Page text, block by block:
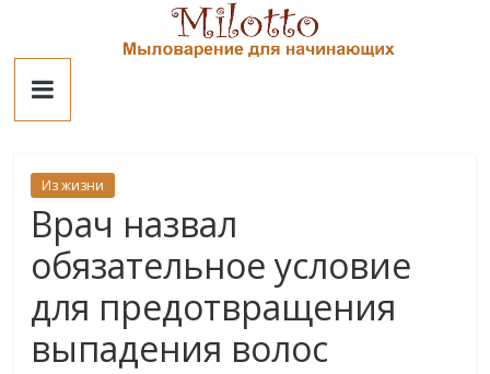
contentМилотто
Из жизни
Врач назвал
обязательное условие
для предотвращения
выпадения волос